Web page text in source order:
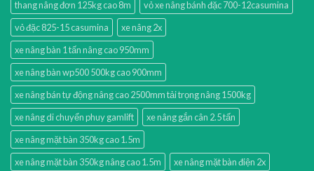
thang nâng đơn 125kg cao 8m
vỏ xe nâng bánh đặc 700-12casumina
vỏ đặc 825-15 casumina
xe nâng 2x
xe nâng bàn 1 tấn nâng cao 950mm
xe nâng bàn wp500 500kg cao 900mm
xe nâng bán tự động nâng cao 2500mm tải trọng nâng 1500kg
xe nâng di chuyển phuy gamlift
xe nâng gắn cân 2.5 tấn
xe nâng mặt bàn 350kg cao 1.5m
xe nâng mặt bàn 350kg nâng cao 1.5m
xe nâng mặt bàn điện 2x